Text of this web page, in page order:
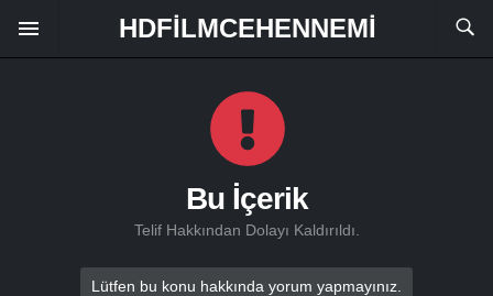
HDFILMCEHENNEMI
Bu İçerik
Telif Hakkından Dolayı Kaldırıldı.
Lütfen bu konu hakkında yorum yapmayınız.